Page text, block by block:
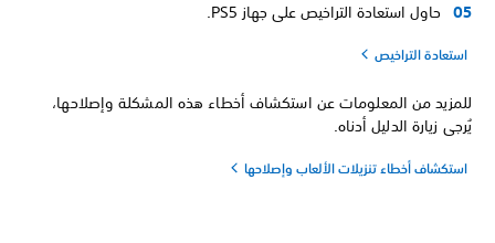
حاول استعادة التراخيص على جهاز PS5.
استعادة التراخيص
للمزيد من المعلومات عن استكشاف أخطاء هذه المشكلة وإصلاحها،
يُرجى زيارة الدليل أدناه.
استكشاف أخطاء تنزيلات الألعاب وإصلاحها